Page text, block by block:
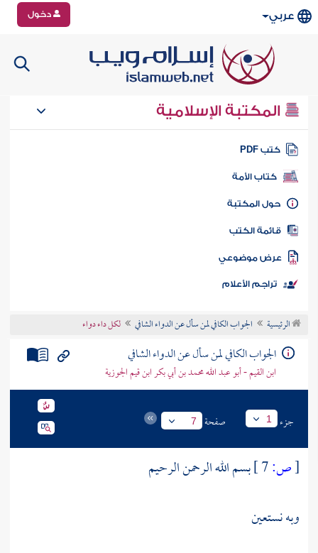
عربي دخول
المكتبة الإسلامية
كتب PDF
كتاب الأمة
المكتبة
الكتب
موضوعي
تراجم الأعلام
الرئيسية الجواب الكافي لمن سأل عن الدواء الشافي لكل داء دواء
الجواب الكافي لمن سأل عن الدواء الشافي
ابن القيم - أبو عبد الله محمد بن أبي بكر ابن قيم الجوزية
جزء 1 صفحة 7
[ص:
بسم الله الرحمن الرحيم
وبه نستعين